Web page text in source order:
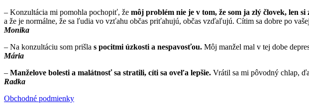
– Konzultácia mi pomohla pochopiť, že môj problém nie je v tom, že som ja zlý človek, len
a že je normálne, že sa ľudia vo vzťahu občas priťahujú, občas vzďaľujú. Cítim sa dobre po
Monika
– Na konzultáciu som prišla s pocitmi úzkosti a nespavosťou. Môj manžel mal v tej dobe
Mária
– Manželove bolesti a malátnosť sa stratili, cíti sa oveľa lepšie. Vrátil sa mi pôvodný chlap,
Radka
Obchodné podmienky